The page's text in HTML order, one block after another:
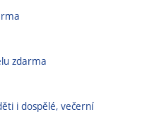
zdarma
i dospělé, večerní